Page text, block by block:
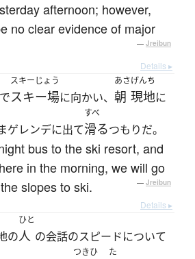
afternoon; however,
no clear evidence of major
— Jreibun
Details ▸
スキーじょう
スキー場に向かい、
あさ
朝
げんち
現地に
ゲレンデに出て
すべ
滑るつもりだ。
bus to the ski resort, and
in the morning, we will go
slopes to ski.
— Jreibun
Details ▸
の
ひと
人 の会話のスピードについて
つきひ た